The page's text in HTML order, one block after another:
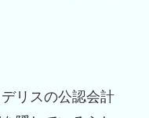
リスの公認会計